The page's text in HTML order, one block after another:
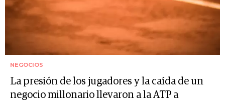
NEGOCIOS
La presión de los jugadores y la caída de un
negocio millonario llevaron a la ATP a